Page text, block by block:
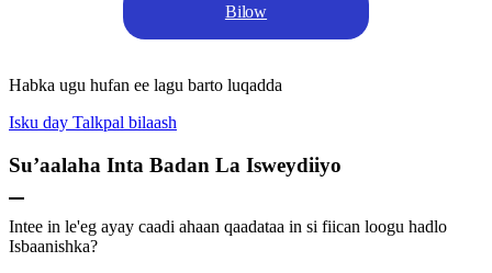
Bilow
Habka ugu hufan ee lagu barto luqadda
Isku day Talkpal bilaash
Su’aalaha Inta Badan La Isweydiiyo
Intee in le'eg ayay caadi ahaan qaadataa in si fiican loogu hadlo
Isbaanishka?